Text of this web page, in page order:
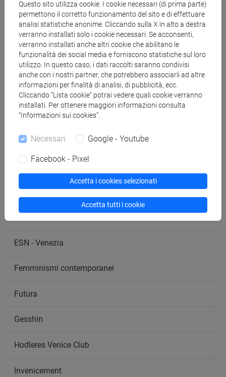
Attività formative autogestite
Associazioni
AIESEC Venezia
A. Rosmini
Ca' Foscari Alumni
Ca' Foscari for SDGs
Ca' Foscari Luxury Society
ESN - Venezia
Femminismi contemporanei
Futura
Gesshin
Hodleres Venice Club
Invenicement
Questo sito utilizza cookie. I cookie necessari (di prima parte)
permettono il corretto funzionamento del sito e di effettuare
analisi statistiche anonime. Cliccando sulla X in alto a destra
verranno installati solo i cookie necessari. Se acconsenti,
verranno installati anche altri cookie che abilitano le
funzionalità dei social media e forniscono statistiche sul loro
utilizzo. In questo caso, i dati raccolti saranno condivisi
anche con i nostri partner, che potrebbero associarli ad altre
informazioni per finalità di analisi, di pubblicità, ecc.
Cliccando “Lista cookie” potrai vedere quali cookie verranno
installati. Per ottenere maggiori informazioni consulta
“Informazioni sui cookies”.
Necessari Google - Youtube
Facebook - Pixel
Accetta i cookies selezionati
Accetta tutti i cookie